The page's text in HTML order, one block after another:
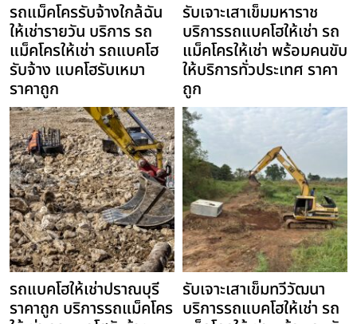
รถแม็คโครรับจ้างใกล้ฉัน
ให้เช่ารายวัน บริการ รถ
แม็คโครให้เช่า รถแบคโฮ
รับจ้าง แบคโฮรับเหมา
ราคาถูก
รับเจาะเสาเข็มมหาราช
บริการรถแบคโฮให้เช่า รถ
แม็คโครให้เช่า พร้อมคนขับ
ให้บริการทั่วประเทศ ราคา
ถูก
รถแบคโฮให้เช่าปราณบุรี
ราคาถูก บริการรถแม็คโคร
รับเจาะเสาเข็มทวีวัฒนา
บริการรถแบคโฮให้เช่า รถ